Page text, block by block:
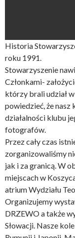
Historia
roku 1991.
Stowarzyszenie
Członkami-
którzy brali udział
powiedzieć, że
działalności klubu
fotografów.
Przez cały czas
zorganizowaliśmy
jak i za granicą. W
miejscach w
atrium Wydziału
Organizujemy
DRZEWO a także
Słowacji. Nasze